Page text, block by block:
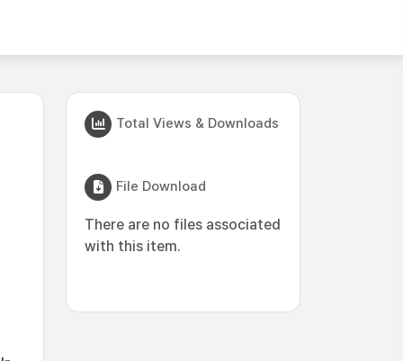
Total Views & Downloads
File Download
There are no files associated
with this item.